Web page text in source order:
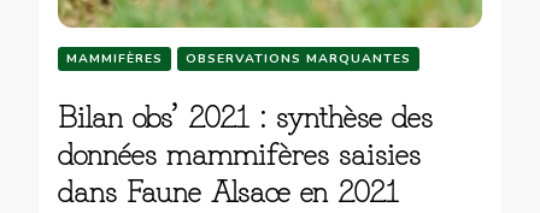
MAMMIFÈRES OBSERVATIONS MARQUANTES
Bilan obs’ 2021 : synthèse des
données mammifères saisies
dans Faune Alsace en 2021